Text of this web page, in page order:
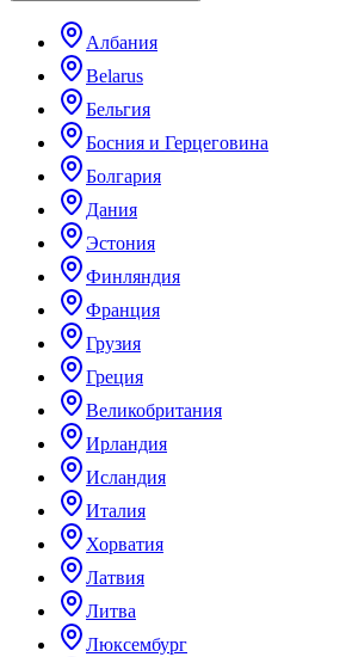
Албания
Belarus
Бельгия
Босния и Герцеговина
Болгария
Дания
Эстония
Финляндия
Франция
Грузия
Греция
Великобритания
Ирландия
Исландия
Италия
Хорватия
Латвия
Литва
Люксембург